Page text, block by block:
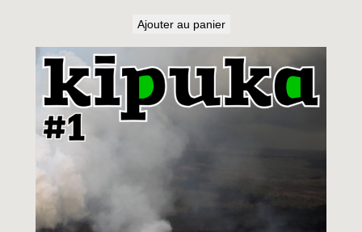
Ajouter au panier